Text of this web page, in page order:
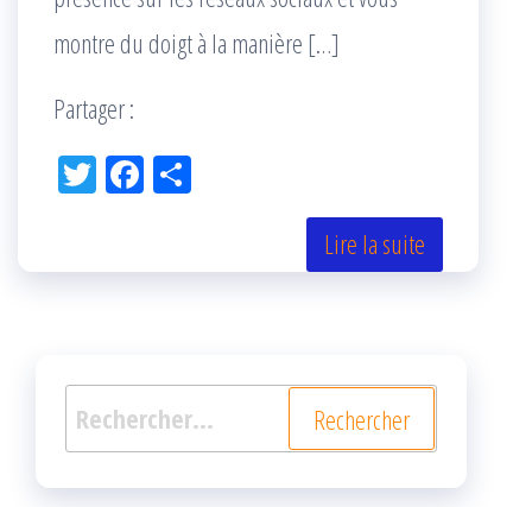
montre du doigt à la manière […]
Partager :
Tw Fac
k r
Lire la suite
Rechercher :